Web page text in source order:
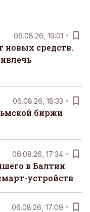
06.08.26, 19:01
новых средств.
06.08.26, 18:33
биржи
06.08.26, 17:34
в Балтии
устройств
06.08.26, 17:09